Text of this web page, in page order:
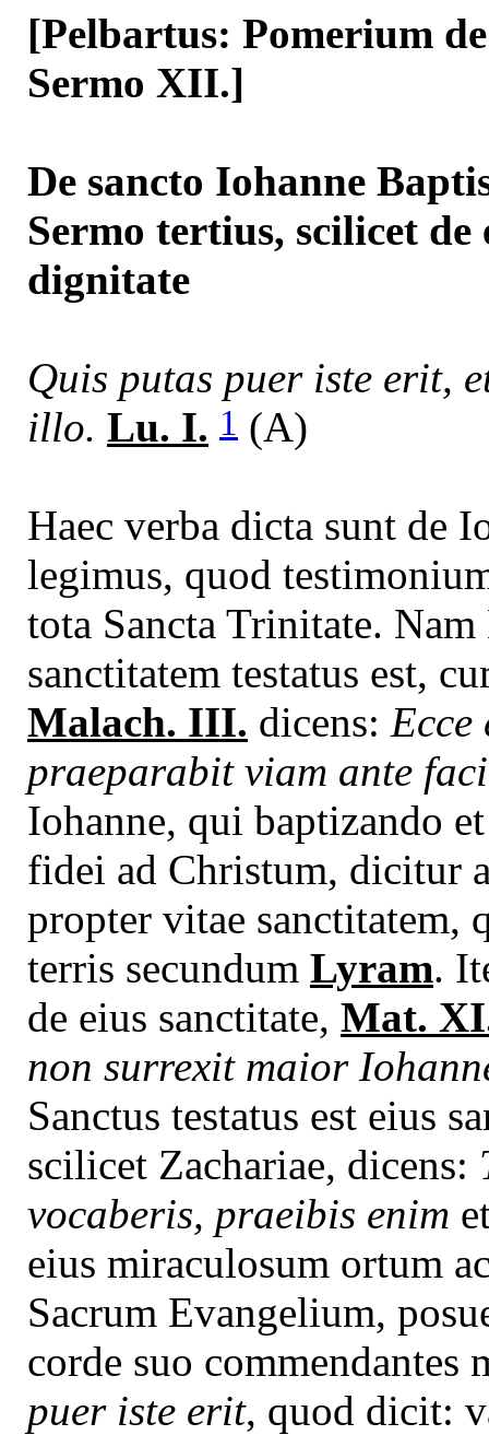
[Pelbartus: Pomerium
Sermo XII.]
De sancto Iohanne
Sermo tertius, scilicet
dignitate
Quis putas puer iste erit,
illo. Lu. I. 1 (A)
Haec verba dicta sunt de
legimus, quod
tota Sancta Trinitate. Nam
sanctitatem testatus est,
Malach. III. dicens: Ecce
praeparabit viam ante
Iohanne, qui baptizando
fidei ad Christum, dicitur
propter vitae sanctitatem,
terris secundum Lyram.
de eius sanctitate, Mat.
non surrexit maior
Sanctus testatus est eius
scilicet Zachariae, dicens:
vocaberis, praeibis enim
eius miraculosum ortum
Sacrum Evangelium,
corde suo commendantes
puer iste erit, quod dicit: